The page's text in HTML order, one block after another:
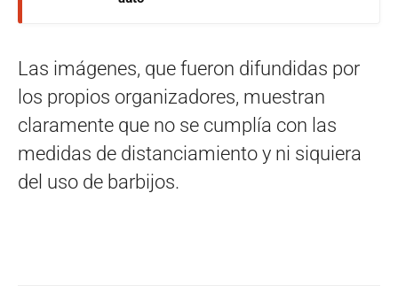
Las imágenes, que fueron difundidas por
los propios organizadores, muestran
claramente que no se cumplía con las
medidas de distanciamiento y ni siquiera
del uso de barbijos.